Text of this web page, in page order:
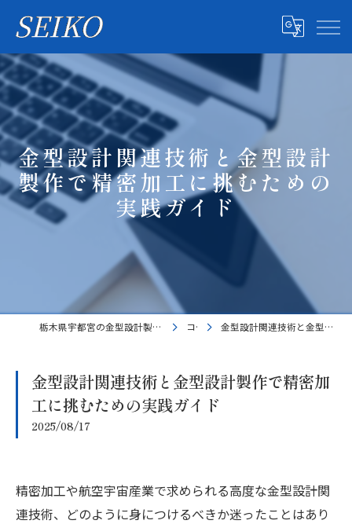
金型設計関連技術と金型設計
製作で精密加工に挑むための
実践ガイド
栃木県宇都宮の金型設計製作、プレス加工の求人なら株式会社成光製作所 コラム 金型設計関連技術と金型設計製作で精密加工に挑むための実践ガイド
金型設計関連技術と金型設計製作で精密加
工に挑むための実践ガイド
2025/08/17
精密加工や航空宇宙産業で求められる高度な金型設計関
連技術、どのように身につけるべきか迷ったことはあり